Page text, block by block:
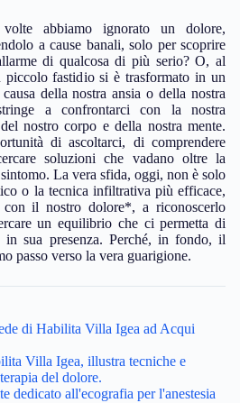
volte abbiamo ignorato un dolore,
a cause banali, solo per scoprire
di qualcosa di più serio? O, al
piccolo fastidio si è trasformato in un
della nostra ansia o della nostra
a confrontarci con la nostra
nostro corpo e della nostra mente.
di ascoltarci, di comprendere
soluzioni che vadano oltre la
La vera sfida, oggi, non è solo
o la tecnica infiltrativa più efficace,
con il nostro dolore*, a riconoscerlo
un equilibrio che ci permetta di
in sua presenza. Perché, in fondo, il
passo verso la vera guarigione.
di Habilita Villa Igea ad Acqui
Villa Igea, illustra tecniche e
del dolore.
dedicato all'ecografia per l'anestesia